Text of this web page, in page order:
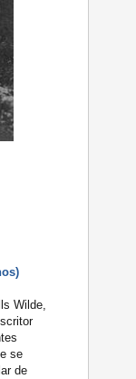
Wilde,
se
de